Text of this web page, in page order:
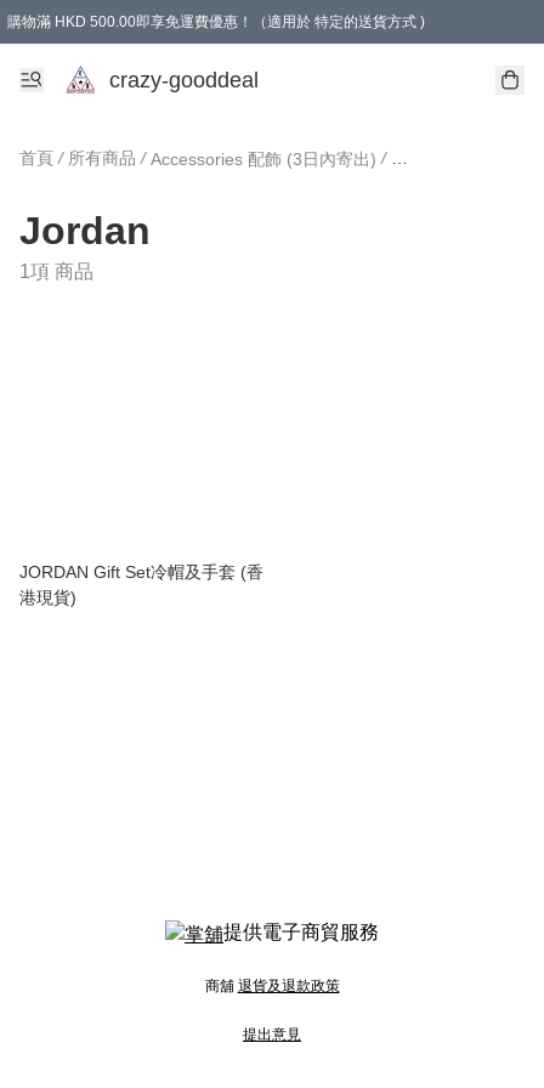
購物滿 HKD 500.00即享免運費優惠！（適用於 特定的送貨方式 )
成為會員可享免費禮品
crazy-gooddeal
首頁 / 所有商品 / Accessories 配飾 (3日內寄出) /
Jordan
1項 商品
JORDAN Gift Set冷帽及手套 (香
港現貨)
提供電子商貿服務
商舖 退貨及退款政策
提出意見